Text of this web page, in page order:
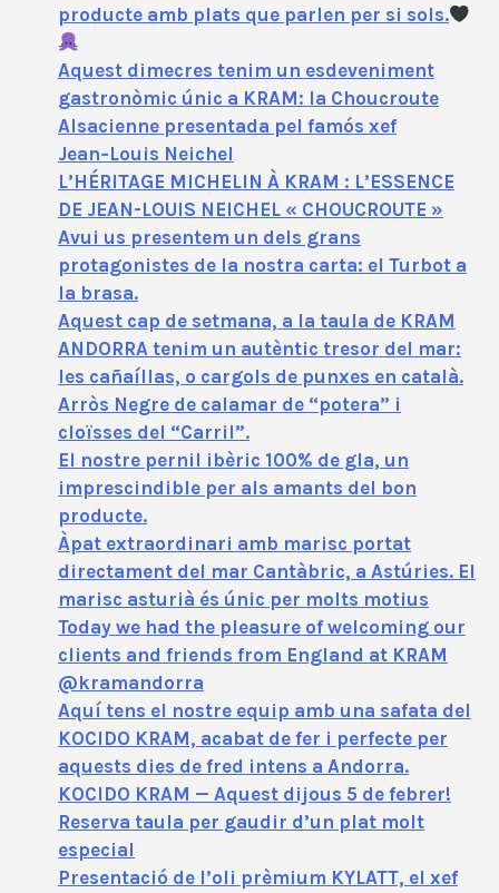
producte amb plats que parlen per si sols.
Aquest dimecres tenim un esdeveniment
gastronòmic únic a KRAM: la Choucroute
Alsacienne presentada pel famós xef
Jean‑Louis Neichel
L’HÉRITAGE MICHELIN À KRAM : L’ESSENCE
DE JEAN-LOUIS NEICHEL « CHOUCROUTE »
Avui us presentem un dels grans
protagonistes de la nostra carta: el Turbot a
la brasa.
Aquest cap de setmana, a la taula de KRAM
ANDORRA tenim un autèntic tresor del mar:
les cañaíllas, o cargols de punxes en català.
Arròs Negre de calamar de “potera” i
cloïsses del “Carril”.
El nostre pernil ibèric 100% de gla, un
imprescindible per als amants del bon
producte.
Àpat extraordinari amb marisc portat
directament del mar Cantàbric, a Astúries. El
marisc asturià és únic per molts motius
Today we had the pleasure of welcoming our
clients and friends from England at KRAM
@kramandorra
Aquí tens el nostre equip amb una safata del
KOCIDO KRAM, acabat de fer i perfecte per
aquests dies de fred intens a Andorra.
KOCIDO KRAM — Aquest dijous 5 de febrer!
Reserva taula per gaudir d’un plat molt
especial
Presentació de l’oli prèmium KYLATT, el xef